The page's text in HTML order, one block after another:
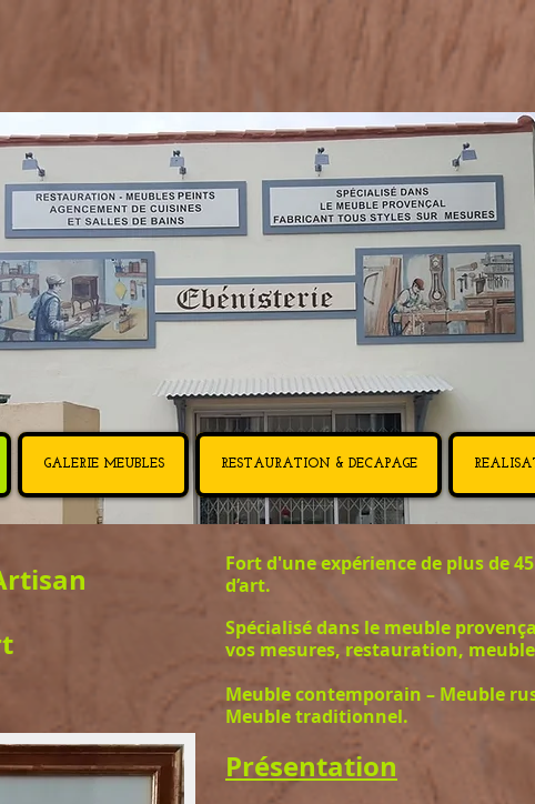
GALERIE MEUBLES RESTAURATION & DECAPAGE
Fort d'une expérience de plus de
d’art.
Spécialisé dans le meuble
vos mesures, restauration,
Meuble contemporain – Meuble
Meuble traditionnel.
Présentation